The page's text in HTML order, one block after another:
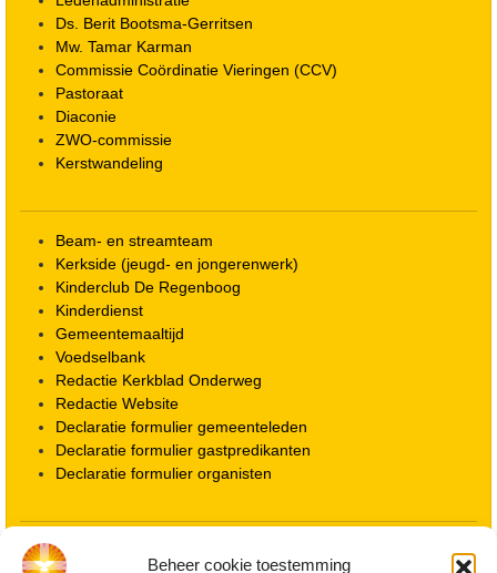
Beheer cookie toestemming
Ds. Berit Bootsma-Gerritsen
Mw. Tamar Karman
Commissie Coördinatie Vieringen (CCV)
Pastoraat
Diaconie
ZWO-commissie
Kerstwandeling
Beam- en streamteam
Kerkside (jeugd- en jongerenwerk)
Kinderclub De Regenboog
Kinderdienst
Gemeentemaaltijd
Voedselbank
Redactie Kerkblad Onderweg
Redactie Website
Declaratie formulier gemeenteleden
Declaratie formulier gastpredikanten
Declaratie formulier organisten
Locatie kerk